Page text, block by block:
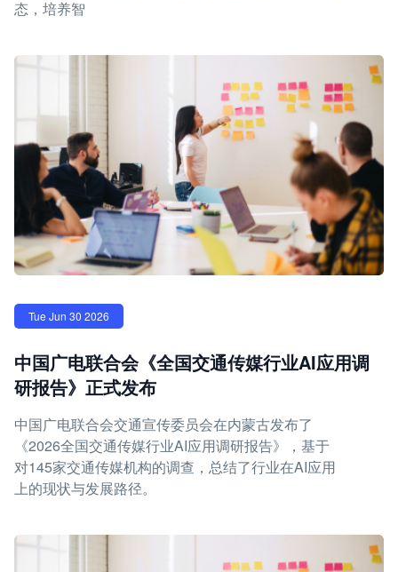
态，培养智
Tue Jun 30 2026
中国广电联合会《全国交通传媒行业AI应用调
研报告》正式发布
中国广电联合会交通宣传委员会在内蒙古发布了
《2026全国交通传媒行业AI应用调研报告》，基于
对145家交通传媒机构的调查，总结了行业在AI应用
上的现状与发展路径。